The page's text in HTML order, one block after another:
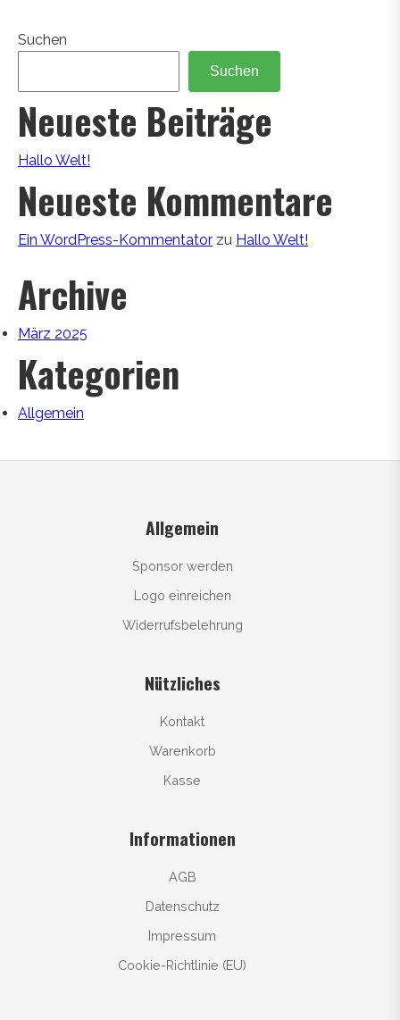
Suchen
Suchen
Neueste Beiträge
Hallo Welt!
Neueste Kommentare
Ein WordPress-Kommentator zu Hallo Welt!
Archive
März 2025
Kategorien
Allgemein
Allgemein
Sponsor werden
Logo einreichen
Widerrufsbelehrung
Nützliches
Kontakt
Warenkorb
Kasse
Informationen
AGB
Datenschutz
Impressum
Cookie-Richtlinie (EU)